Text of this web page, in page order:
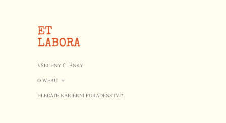
VŠECHNY ČLÁNKY
O WEBU
HLEDÁTE KARIÉRNÍ PORADENSTVÍ?